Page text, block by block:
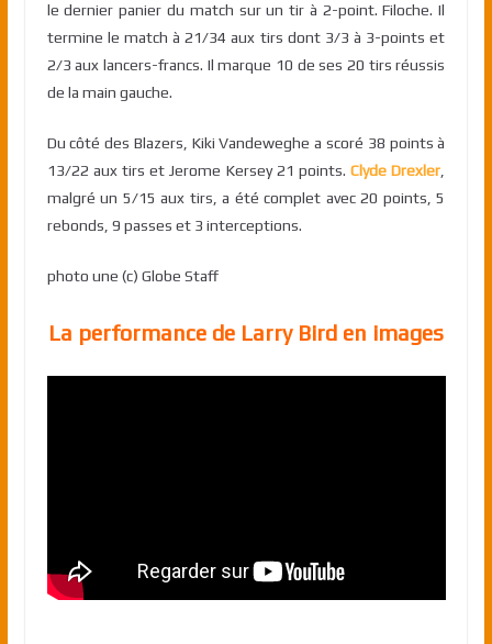
le dernier panier du match sur un tir à 2-point. Filoche. Il
termine le match à 21/34 aux tirs dont 3/3 à 3-points et
2/3 aux lancers-francs. Il marque 10 de ses 20 tirs réussis
de la main gauche.
Du côté des Blazers, Kiki Vandeweghe a scoré 38 points à
13/22 aux tirs et Jerome Kersey 21 points.Clyde Drexler
malgré un 5/15 aux tirs, a été complet avec 20 points, 5
rebonds, 9 passes et 3 interceptions.
photo une (c) Globe Staff
La performance de Larry Bird en images